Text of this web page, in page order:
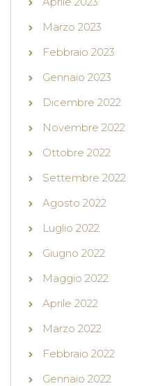
Marzo 2023
Febbraio 2023
Gennaio 2023
Dicembre 2022
Novembre 2022
Ottobre 2022
Settembre 2022
Agosto 2022
Luglio 2022
Giugno 2022
Maggio 2022
Aprile 2022
Marzo 2022
Febbraio 2022
Gennaio 2022